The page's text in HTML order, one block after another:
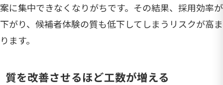
案に集中できなくなりがちです。その結果、採用効率が
下がり、候補者体験の質も低下してしまうリスクが高ま
ります。
質を改善させるほど工数が増える